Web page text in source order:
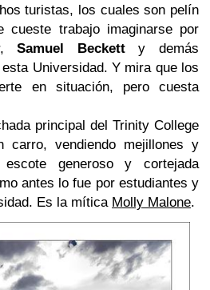
turistas, los cuales son pelín
cueste trabajo imaginarse por
Samuel Becketty demás
Universidad. Y mira que los
en situación, pero cuesta
principal del Trinity College
carro, vendiendo mejillones y
generoso y cortejada
antes lo fue por estudiantes y
Es la mítica Molly Malone.